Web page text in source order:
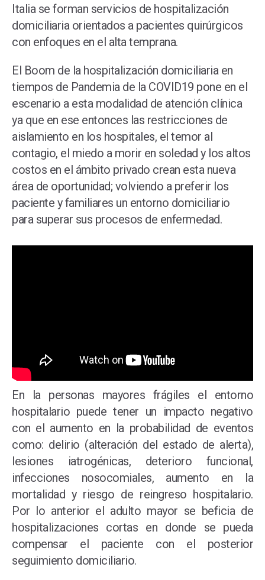
Italia se forman servicios de hospitalización
domiciliaria orientados a pacientes quirúrgicos
con enfoques en el alta temprana.
El Boom de la hospitalización domiciliaria en
tiempos de Pandemia de la COVID19 pone en el
escenario a esta modalidad de atención clínica
ya que en ese entonces las restricciones de
aislamiento en los hospitales, el temor al
contagio, el miedo a morir en soledad y los altos
costos en el ámbito privado crean esta nueva
área de oportunidad; volviendo a preferir los
paciente y familiares un entorno domiciliario
para superar sus procesos de enfermedad.
En la personas mayores frágiles el entorno
hospitalario puede tener un impacto negativo
con el aumento en la probabilidad de eventos
como: delirio (alteración del estado de alerta),
lesiones iatrogénicas, deterioro funcional,
infecciones nosocomiales, aumento en la
mortalidad y riesgo de reingreso hospitalario.
Por lo anterior el adulto mayor se beficia de
hospitalizaciones cortas en donde se pueda
compensar el paciente con el posterior
seguimiento domiciliario.